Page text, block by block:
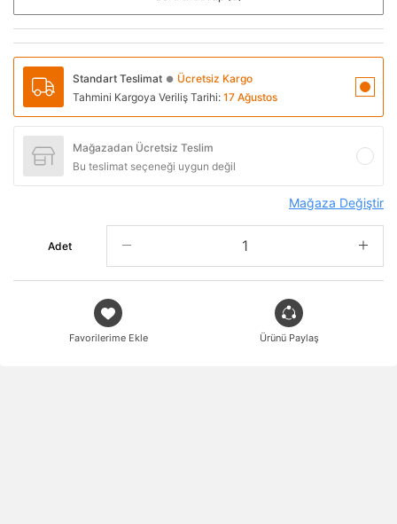
Standart Teslimat ● Ücretsiz Kargo
Tahmini Kargoya Veriliş Tarihi: 17 Ağustos
Mağazadan Ücretsiz Teslim
Bu teslimat seçeneği uygun değil
Mağaza Değiştir
Adet
Favorilerime Ekle Ürünü Paylaş